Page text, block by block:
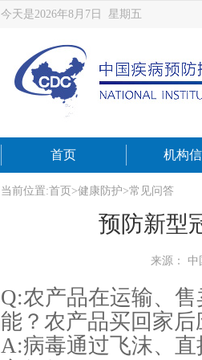
今天是2026年8月7日 星期五
首页 机构
当前位置:首页 >健康防护>常见问答
预防新型
来源： 中
Q:农产品在运输、
能？农产品买回家
A:病毒通过飞沫、